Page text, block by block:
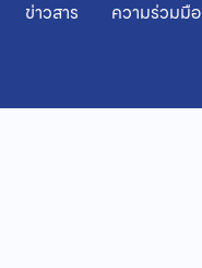
ข่าวสาร ความร่วมมือ